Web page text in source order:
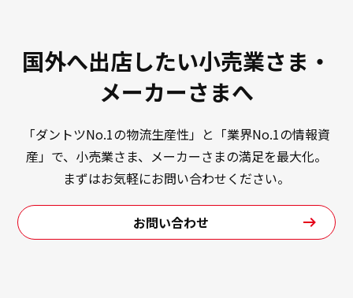
国外へ出店したい小売業さま・
メーカーさまへ
「ダントツNo.1の物流生産性」と「業界No.1の情報資
産」で、小売業さま、メーカーさまの満足を最大化。
まずはお気軽にお問い合わせください。
お問い合わせ